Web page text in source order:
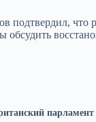
подтвердил,